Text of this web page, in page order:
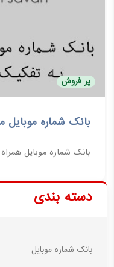
پر فروش
بانک شماره موبایل منطقه 2
بانک شماره موبایل
دسته بندی
بانک شماره موبایل